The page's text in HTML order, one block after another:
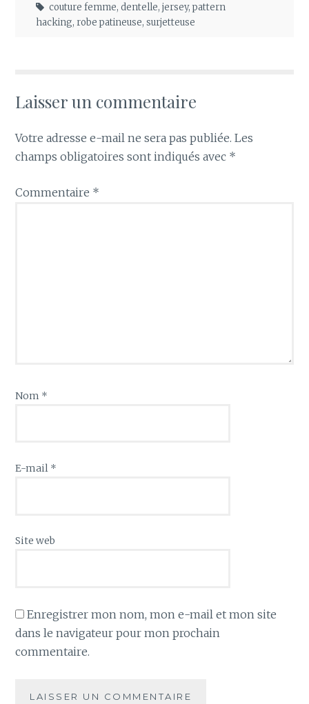
couture femme,dentelle,jersey,pattern
hacking,robe patineuse,surjetteuse
Laisser un commentaire
Votre adresse e-mail ne sera pas publiée. Les
champs obligatoires sont indiqués avec *
Commentaire *
Nom *
E-mail *
Site web
Enregistrer mon nom, mon e-mail et mon site
dans le navigateur pour mon prochain
commentaire.